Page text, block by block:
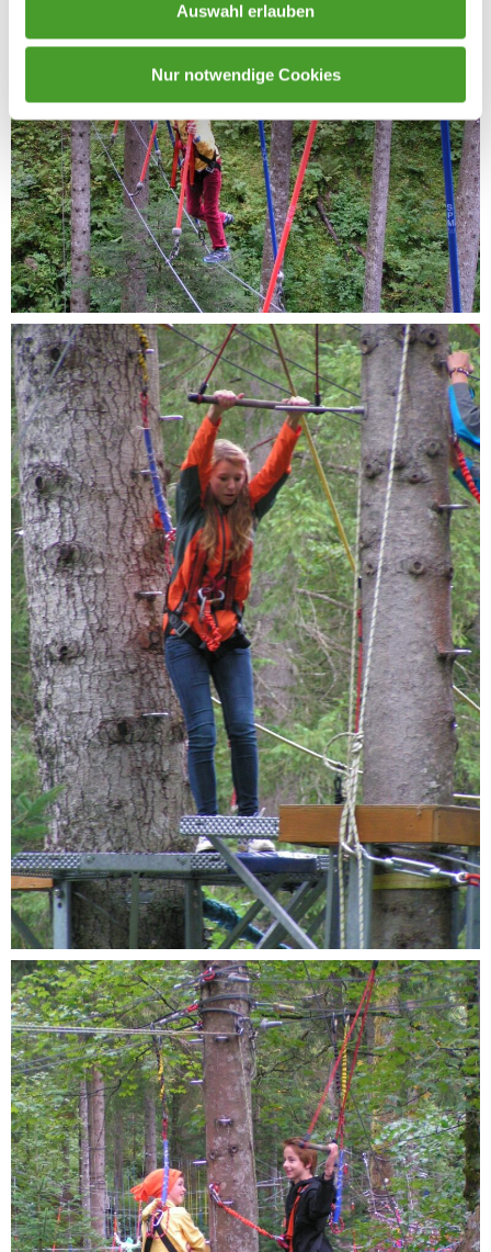
Auswahl erlauben
Nur notwendige Cookies